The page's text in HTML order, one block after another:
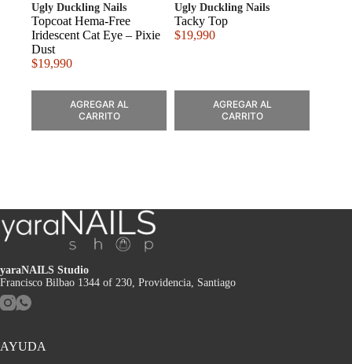
Ugly Duckling Nails
Topcoat Hema-Free
Iridescent Cat Eye – Pixie
Dust
$19,990
AGREGAR AL
CARRITO
Ugly Duckling Nails
Tacky Top
$19,990
AGREGAR AL
CARRITO
yaraNAILS Studio
Francisco Bilbao 1344 of 230, Providencia, Santiago
AYUDA